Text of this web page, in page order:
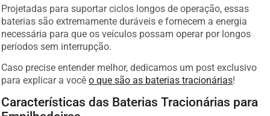
Projetadas para suportar ciclos longos de operação, essas
baterias são extremamente duráveis e fornecem a energia
necessária para que os veículos possam operar por longos
períodos sem interrupção.
Caso precise entender melhor, dedicamos um post exclusivo
para explicar a vocêo que são as baterias tracionárias!
Características das Baterias Tracionárias para